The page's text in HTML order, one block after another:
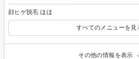
顔ヒゲ脱毛 ほほ
すべてのメニューを見
その他の情報を表示